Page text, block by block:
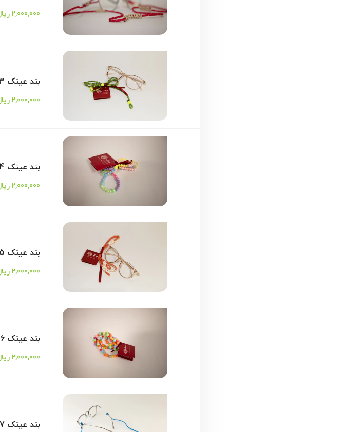
2,000,000 ریال
بند عینک 03
2,000,000 ریال
بند عینک 04
2,000,000 ریال
بند عینک 05
2,000,000 ریال
بند عینک 06
2,000,000 ریال
بند عینک 07